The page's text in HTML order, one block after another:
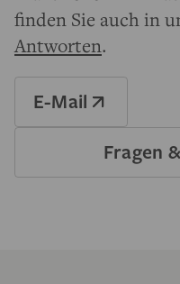
finden Sie auch in
Antworten.
E-Mail
Fragen